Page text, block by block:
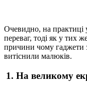
Очевидно, на практиці
переваг, тоді як у тих
причини чому гаджети
витіснили малюків.
1. На великому